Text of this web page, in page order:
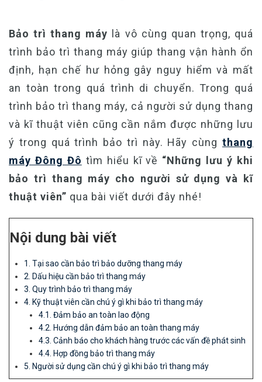
Bảo trì thang máy là vô cùng quan trọng, quá
trình bảo trì thang máy giúp thang vận hành ổn
định, hạn chế hư hỏng gây nguy hiểm và mất
an toàn trong quá trình di chuyển. Trong quá
trình bảo trì thang máy, cả người sử dụng thang
và kĩ thuật viên cũng cần nắm được những lưu
ý trong quá trình bảo trì này. Hãy cùng thang
máy Đông Đô tìm hiểu kĩ về “Những lưu ý khi
bảo trì thang máy cho người sử dụng và kĩ
thuật viên” qua bài viết dưới đây nhé!
Nội dung bài viết
1. Tại sao cần bảo trì bảo dưỡng thang máy
2. Dấu hiệu cần bảo trì thang máy
3. Quy trình bảo trì thang máy
4. Kỹ thuật viên cần chú ý gì khi bảo trì thang máy
4.1. Đảm bảo an toàn lao động
4.2. Hướng dẫn đảm bảo an toàn thang máy
4.3. Cảnh báo cho khách hàng trước các vấn đề phát sinh
4.4. Hợp đồng bảo trì thang máy
5. Người sử dụng cần chú ý gì khi bảo trì thang máy